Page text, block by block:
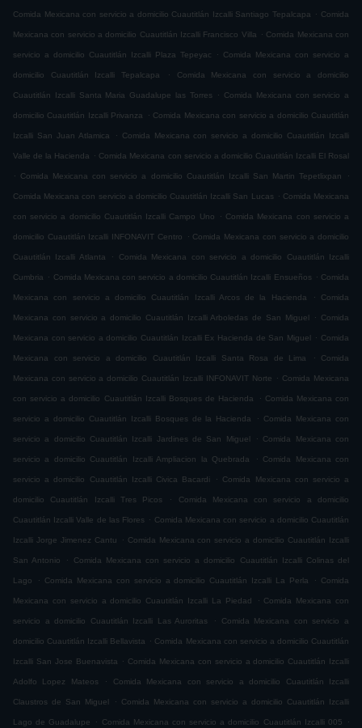
Comida Mexicana con servicio a domicilio Cuautitlán Izcalli Santiago Tepalcapa . Comida
Mexicana con servicio a domicilio Cuautitlán Izcalli Francisco Villa . Comida Mexicana con
servicio a domicilio Cuautitlán Izcalli Plaza Tepeyac . Comida Mexicana con servicio a
domicilio Cuautitlán Izcalli Tepalcapa . Comida Mexicana con servicio a domicilio
Cuautitlán Izcalli Santa Maria Guadalupe las Torres . Comida Mexicana con servicio a
domicilio Cuautitlán Izcalli Privanza . Comida Mexicana con servicio a domicilio Cuautitlán
Izcalli San Juan Atlamica . Comida Mexicana con servicio a domicilio Cuautitlán Izcalli
Valle de la Hacienda . Comida Mexicana con servicio a domicilio Cuautitlán Izcalli El Rosal
.
Comida Mexicana con servicio a domicilio Cuautitlán Izcalli San Martin Tepetlixpan .
Comida Mexicana con servicio a domicilio Cuautitlán Izcalli San Lucas . Comida Mexicana
con servicio a domicilio Cuautitlán Izcalli Campo Uno . Comida Mexicana con servicio a
domicilio Cuautitlán Izcalli INFONAVIT Centro . Comida Mexicana con servicio a domicilio
Cuautitlán Izcalli Atlanta . Comida Mexicana con servicio a domicilio Cuautitlán Izcalli
Cumbria . Comida Mexicana con servicio a domicilio Cuautitlán Izcalli Ensueños . Comida
Mexicana con servicio a domicilio Cuautitlán Izcalli Arcos de la Hacienda . Comida
Mexicana con servicio a domicilio Cuautitlán Izcalli Arboledas de San Miguel . Comida
Mexicana con servicio a domicilio Cuautitlán Izcalli Ex Hacienda de San Miguel . Comida
Mexicana con servicio a domicilio Cuautitlán Izcalli Santa Rosa de Lima . Comida
Mexicana con servicio a domicilio Cuautitlán Izcalli INFONAVIT Norte . Comida Mexicana
con servicio a domicilio Cuautitlán Izcalli Bosques de Hacienda . Comida Mexicana con
servicio a domicilio Cuautitlán Izcalli Bosques de la Hacienda . Comida Mexicana con
servicio a domicilio Cuautitlán Izcalli Jardines de San Miguel . Comida Mexicana con
servicio a domicilio Cuautitlán Izcalli Ampliacion la Quebrada . Comida Mexicana con
servicio a domicilio Cuautitlán Izcalli Civica Bacardi . Comida Mexicana con servicio a
domicilio Cuautitlán Izcalli Tres Picos . Comida Mexicana con servicio a domicilio
Cuautitlán Izcalli Valle de las Flores . Comida Mexicana con servicio a domicilio Cuautitlán
Izcalli Jorge Jimenez Cantu . Comida Mexicana con servicio a domicilio Cuautitlán Izcalli
San Antonio . Comida Mexicana con servicio a domicilio Cuautitlán Izcalli Colinas del
Lago . Comida Mexicana con servicio a domicilio Cuautitlán Izcalli La Perla . Comida
Mexicana con servicio a domicilio Cuautitlán Izcalli La Piedad . Comida Mexicana con
servicio a domicilio Cuautitlán Izcalli Las Auroritas . Comida Mexicana con servicio a
domicilio Cuautitlán Izcalli Bellavista . Comida Mexicana con servicio a domicilio Cuautitlán
Izcalli San Jose Buenavista . Comida Mexicana con servicio a domicilio Cuautitlán Izcalli
Adolfo Lopez Mateos . Comida Mexicana con servicio a domicilio Cuautitlán Izcalli
Claustros de San Miguel . Comida Mexicana con servicio a domicilio Cuautitlán Izcalli
Lago de Guadalupe . Comida Mexicana con servicio a domicilio Cuautitlán Izcalli 005 .